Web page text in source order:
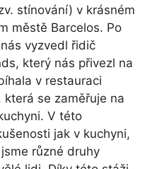
stínování) v krásném
městě Barcelos. Po
vyzvedl řidič
který nás přivezl na
v restauraci
která se zaměřuje na
V této
jak v kuchyni,
různé druhy